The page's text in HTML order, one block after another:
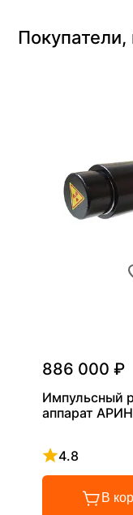
886 000 ₽
Импульсный
аппарат
4.8
Рейтинг 4.8 из
В